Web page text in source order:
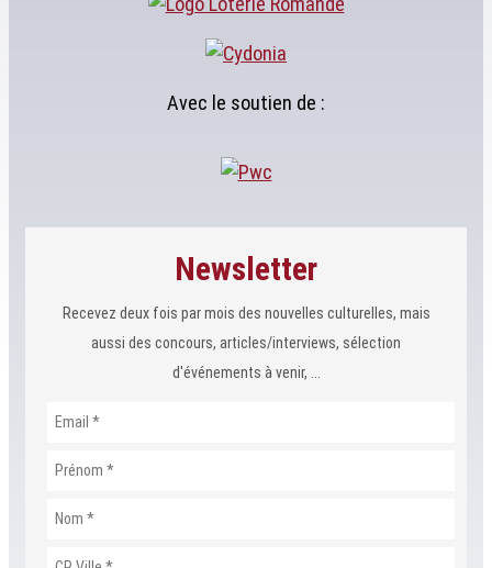
Avec le soutien de :
Newsletter
Recevez deux fois par mois des nouvelles culturelles, mais
aussi des concours, articles/interviews, sélection
d'événements à venir, ...